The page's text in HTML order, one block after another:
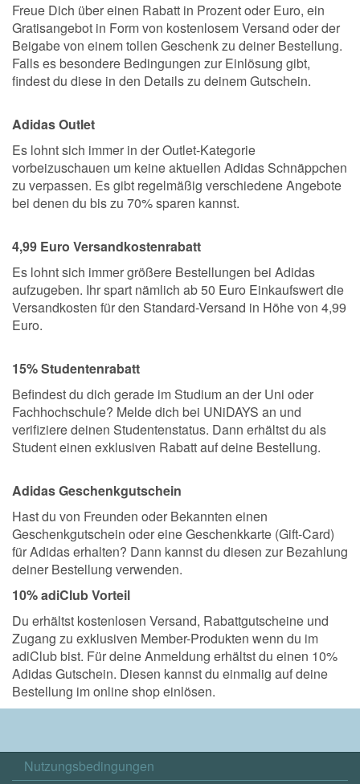
Freue Dich über einen Rabatt in Prozent oder Euro, ein
Gratisangebot in Form von kostenlosem Versand oder der
Beigabe von einem tollen Geschenk zu deiner Bestellung.
Falls es besondere Bedingungen zur Einlösung gibt,
findest du diese in den Details zu deinem Gutschein.
Adidas Outlet
Es lohnt sich immer in der Outlet-Kategorie
vorbeizuschauen um keine aktuellen Adidas Schnäppchen
zu verpassen. Es gibt regelmäßig verschiedene Angebote
bei denen du bis zu 70% sparen kannst.
4,99 Euro Versandkostenrabatt
Es lohnt sich immer größere Bestellungen bei Adidas
aufzugeben. Ihr spart nämlich ab 50 Euro Einkaufswert die
Versandkosten für den Standard-Versand in Höhe von 4,99
Euro.
15% Studentenrabatt
Befindest du dich gerade im Studium an der Uni oder
Fachhochschule? Melde dich bei UNiDAYS an und
verifiziere deinen Studentenstatus. Dann erhältst du als
Student einen exklusiven Rabatt auf deine Bestellung.
Adidas Geschenkgutschein
Hast du von Freunden oder Bekannten einen
Geschenkgutschein oder eine Geschenkkarte (Gift-Card)
für Adidas erhalten? Dann kannst du diesen zur Bezahlung
deiner Bestellung verwenden.
10% adiClub Vorteil
Du erhältst kostenlosen Versand, Rabattgutscheine und
Zugang zu exklusiven Member-Produkten wenn du im
adiClub bist. Für deine Anmeldung erhältst du einen 10%
Adidas Gutschein. Diesen kannst du einmalig auf deine
Bestellung im online shop einlösen.
Nutzungsbedingungen